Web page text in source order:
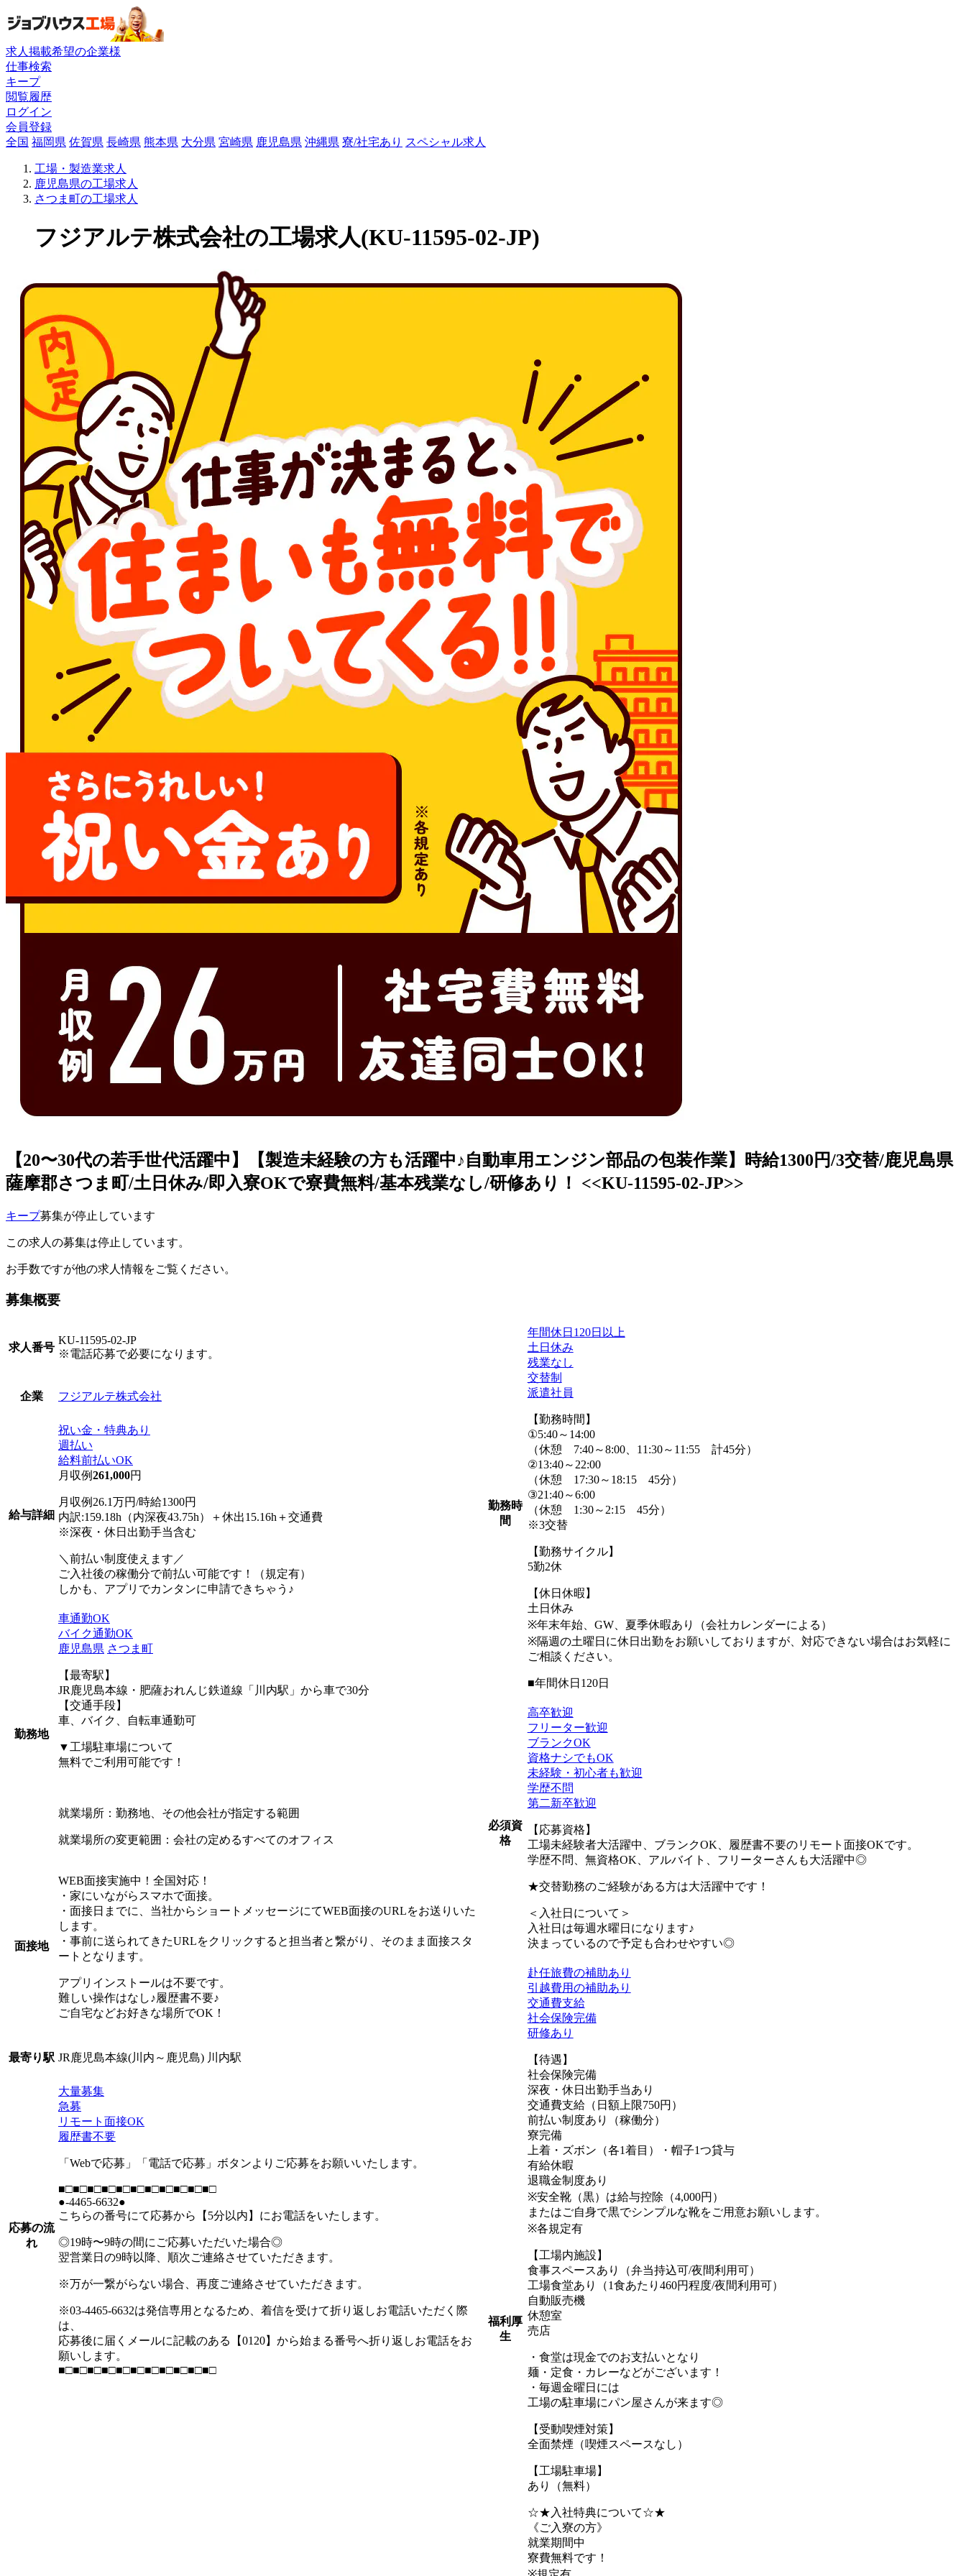
求人掲載希望の企業様
仕事検索
キープ
閲覧履歴
ログイン
会員登録
全国 福岡県 佐賀県 長崎県 熊本県 大分県 宮崎県 鹿児島県 沖縄県 寮/社宅あり スペシャル求人
工場・製造業求人
鹿児島県の工場求人
さつま町の工場求人
フジアルテ株式会社の工場求人(KU-11595-02-JP)
【20〜30代の若手世代活躍中】【製造未経験の方も活躍中♪自動車用エンジン部品の包装作業】時給1300円/3交替/鹿児島県
薩摩郡さつま町/土日休み/即入寮OKで寮費無料/基本残業なし/研修あり！ <<KU-11595-02-JP>>
キープ募集が停止しています
この求人の募集は停止しています。
お手数ですが他の求人情報をご覧ください。
募集概要
求人番号
KU-11595-02-JP
※電話応募で必要になります。
企業 フジアルテ株式会社
給与詳細
祝い金・特典あり
週払い
給料前払いOK
月収例261,000円
月収例26.1万円/時給1300円
内訳:159.18h（内深夜43.75h）＋休出15.16h＋交通費
※深夜・休日出勤手当含む
＼前払い制度使えます／
ご入社後の稼働分で前払い可能です！（規定有）
しかも、アプリでカンタンに申請できちゃう♪
勤務地
車通勤OK
バイク通勤OK
鹿児島県 さつま町
【最寄駅】
JR鹿児島本線・肥薩おれんじ鉄道線「川内駅」から車で30分
【交通手段】
車、バイク、自転車通勤可
▼工場駐車場について
無料でご利用可能です！
就業場所：勤務地、その他会社が指定する範囲
就業場所の変更範囲：会社の定めるすべてのオフィス
面接地
WEB面接実施中！全国対応！
・家にいながらスマホで面接。
・面接日までに、当社からショートメッセージにてWEB面接のURLをお送りいた
します。
・事前に送られてきたURLをクリックすると担当者と繋がり、そのまま面接スタ
ートとなります。
アプリインストールは不要です。
難しい操作はなし♪履歴書不要♪
ご自宅などお好きな場所でOK！
最寄り駅 JR鹿児島本線(川内～鹿児島) 川内駅
応募の流
れ
大量募集
急募
リモート面接OK
履歴書不要
「Webで応募」「電話で応募」ボタンよりご応募をお願いいたします。
■□■□■□■□■□■□■□■□■□■□■□
●-4465-6632●
こちらの番号にて応募から【5分以内】にお電話をいたします。
◎19時〜9時の間にご応募いただいた場合◎
翌営業日の9時以降、順次ご連絡させていただきます。
※万が一繋がらない場合、再度ご連絡させていただきます。
※03-4465-6632は発信専用となるため、着信を受けて折り返しお電話いただく際
は、
応募後に届くメールに記載のある【0120】から始まる番号へ折り返しお電話をお
願いします。
■□■□■□■□■□■□■□■□■□■□■□
勤務時
間
年間休日120日以上
土日休み
残業なし
交替制
派遣社員
【勤務時間】
①5:40～14:00
（休憩 7:40～8:00、11:30～11:55 計45分）
②13:40～22:00
（休憩 17:30～18:15 45分）
③21:40～6:00
（休憩 1:30～2:15 45分）
※3交替
【勤務サイクル】
5勤2休
【休日休暇】
土日休み
※年末年始、GW、夏季休暇あり（会社カレンダーによる）
※隔週の土曜日に休日出勤をお願いしておりますが、対応できない場合はお気軽に
ご相談ください。
■年間休日120日
必須資
格
高卒歓迎
フリーター歓迎
ブランクOK
資格ナシでもOK
未経験・初心者も歓迎
学歴不問
第二新卒歓迎
【応募資格】
工場未経験者大活躍中、ブランクOK、履歴書不要のリモート面接OKです。
学歴不問、無資格OK、アルバイト、フリーターさんも大活躍中◎
★交替勤務のご経験がある方は大活躍中です！
＜入社日について＞
入社日は毎週水曜日になります♪
決まっているので予定も合わせやすい◎
福利厚
生
赴任旅費の補助あり
引越費用の補助あり
交通費支給
社会保険完備
研修あり
【待遇】
社会保険完備
深夜・休日出勤手当あり
交通費支給（日額上限750円）
前払い制度あり（稼働分）
寮完備
上着・ズボン（各1着目）・帽子1つ貸与
有給休暇
退職金制度あり
※安全靴（黒）は給与控除（4,000円）
またはご自身で黒でシンプルな靴をご用意お願いします。
※各規定有
【工場内施設】
食事スペースあり（弁当持込可/夜間利用可）
工場食堂あり（1食あたり460円程度/夜間利用可）
自動販売機
休憩室
売店
・食堂は現金でのお支払いとなり
麺・定食・カレーなどがございます！
・毎週金曜日には
工場の駐車場にパン屋さんが来ます◎
【受動喫煙対策】
全面禁煙（喫煙スペースなし）
【工場駐車場】
あり（無料）
☆★入社特典について☆★
《ご入寮の方》
就業期間中
寮費無料です！